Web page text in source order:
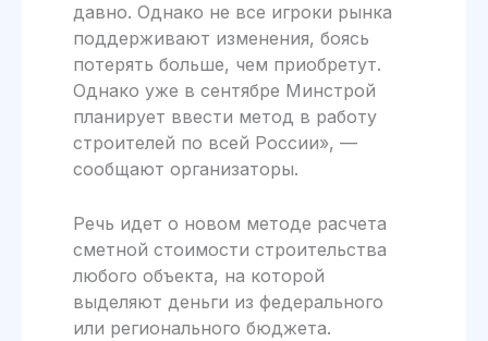
давно. Однако не все игроки рынка
поддерживают изменения, боясь
потерять больше, чем приобретут.
Однако уже в сентябре Минстрой
планирует ввести метод в работу
строителей по всей России», —
сообщают организаторы.
Речь идет о новом методе расчета
сметной стоимости строительства
любого объекта, на которой
выделяют деньги из федерального
или регионального бюджета.